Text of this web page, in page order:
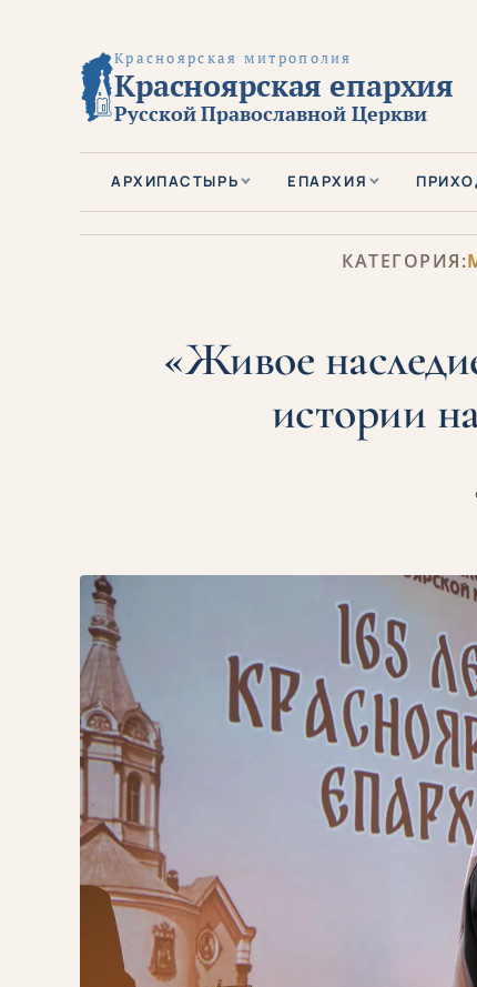
Красноярская митрополия
Красноярская епархия
Русской Православной Церкви
АРХИПАСТЫРЬ ЕПАРХИЯ
КАТЕГОРИЯ:
«Живое
истории